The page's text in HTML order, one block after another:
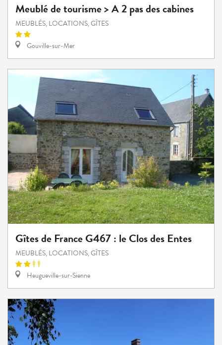
Meublé de tourisme > A 2 pas des cabines
MEUBLÉS, LOCATIONS, GÎTES
Gouville-sur-Mer
Gîtes de France G467 : le Clos des Entes
MEUBLÉS, LOCATIONS, GÎTES
Heugueville-sur-Sienne